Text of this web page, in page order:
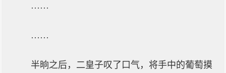
……
……
半晌之后，二皇子叹了口气，将手中的葡萄摸